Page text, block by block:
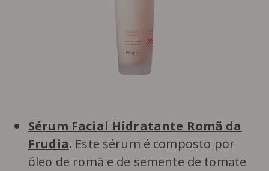
Sérum Facial Hidratante Romã da
Frudia. Este sérum é composto por
óleo de romã e de semente de tomate